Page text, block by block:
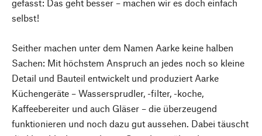
gefasst: Das geht besser – machen wir es doch einfach
selbst!
Seither machen unter dem Namen Aarke keine halben
Sachen: Mit höchstem Anspruch an jedes noch so kleine
Detail und Bauteil entwickelt und produziert Aarke
Küchengeräte – Wassersprudler, -filter, -koche,
Kaffeebereiter und auch Gläser – die überzeugend
funktionieren und noch dazu gut aussehen. Dabei täuscht